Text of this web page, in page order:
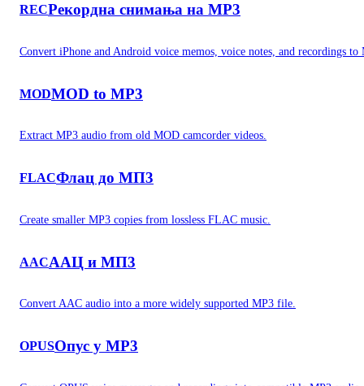
RECРекордна снимања на MP3
Convert iPhone and Android voice memos, voice notes, and recordings to
MODMOD to MP3
Extract MP3 audio from old MOD camcorder videos.
FLACФлац до МП3
Create smaller MP3 copies from lossless FLAC music.
AACААЦ и МП3
Convert AAC audio into a more widely supported MP3 file.
OPUSОпус у MP3